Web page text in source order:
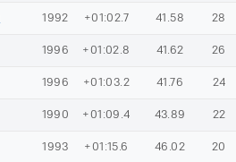
1992 +01:02.7 41.58 28
1996 +01:02.8 41.62 26
1996 +01:03.2 41.76 24
1990 +01:09.4 43.89 22
1993 +01:15.6 46.02 20